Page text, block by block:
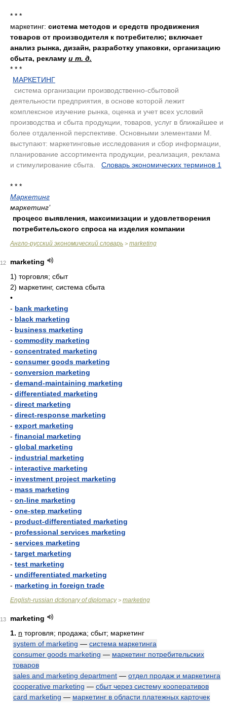
* * *
маркетинг: система методов и средств продвижения
товаров от производителя к потребителю; включает
анализ рынка, дизайн, разработку упаковки, организацию
сбыта, рекламу и т. д.
* * *
МАРКЕТИНГ
система организации производственно-сбытовой
деятельности предприятия, в основе которой лежит
комплексное изучение рынка, оценка и учет всех условий
производства и сбыта продукции, товаров, услуг в ближайшее и
более отдаленной перспективе. Основными элементами М.
выступают: маркетинговые исследования и сбор информации,
планирование ассортимента продукции, реализация, реклама
и стимулирование сбыта.
Словарь экономических терминов 1
* * *
Маркетинг
маркетинг’
процесс выявления, максимизации и удовлетворения
потребительского спроса на изделия компании
Англо-русский экономический словарь > marketing
12
marketing
1) торговля; сбыт
2) маркетинг, система сбыта
•
- bank marketing
- black marketing
- business marketing
- commodity marketing
- concentrated marketing
- consumer goods marketing
- conversion marketing
- demand-maintaining marketing
- differentiated marketing
- direct marketing
- direct-response marketing
- export marketing
- financial marketing
- global marketing
- industrial marketing
- interactive marketing
- investment project marketing
- mass marketing
- on-line marketing
- one-step marketing
- product-differentiated marketing
- professional services marketing
- services marketing
- target marketing
- test marketing
- undifferentiated marketing
- marketing in foreign trade
English-russian dctionary of diplomacy> marketing
13
marketing
1. n торговля; продажа; сбыт; маркетинг
system of marketing — система маркетинга
consumer goods marketing — маркетинг потребительских
товаров
sales and marketing department — отдел продаж и маркетинга
cooperative marketing — сбыт через систему кооперативов
card marketing — маркетинг в области платежных карточек